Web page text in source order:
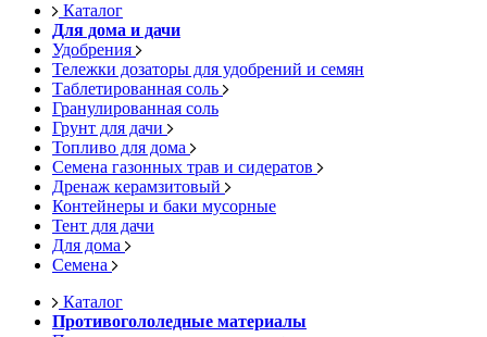
Каталог
Для дома и дачи
Удобрения
Тележки дозаторы для удобрений и семян
Таблетированная соль
Гранулированная соль
Грунт для дачи
Топливо для дома
Семена газонных трав и сидератов
Дренаж керамзитовый
Контейнеры и баки мусорные
Тент для дачи
Для дома
Семена
Каталог
Противогололедные материалы